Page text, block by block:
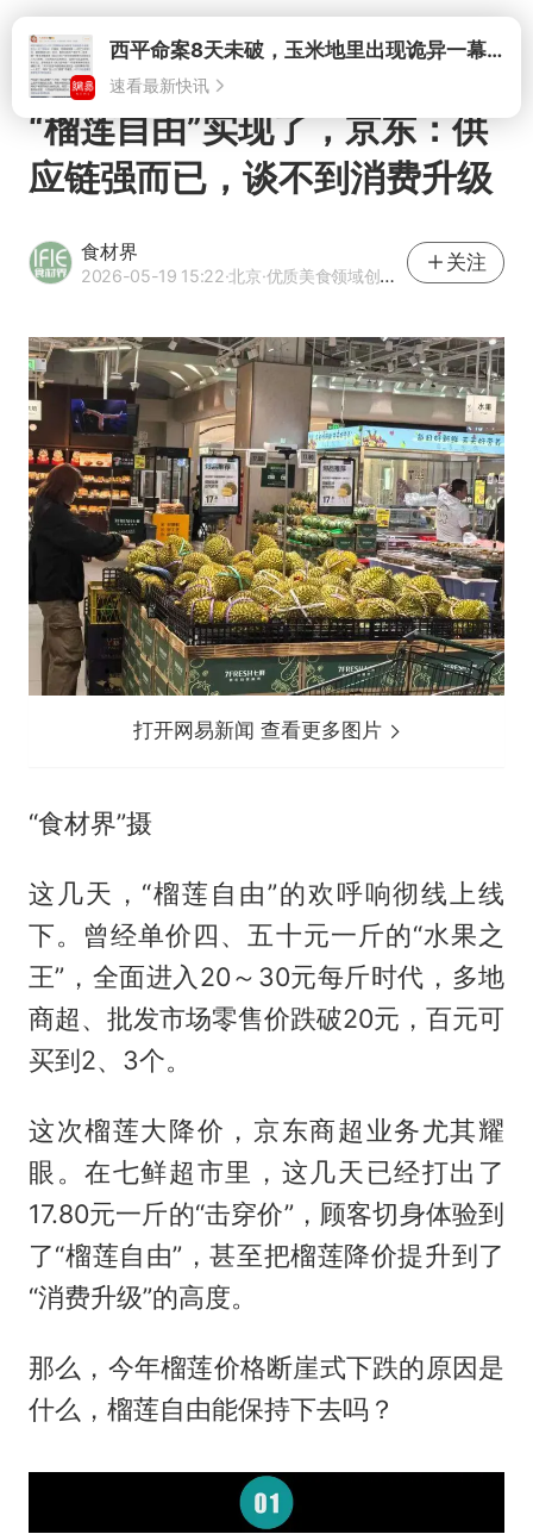
打开
“榴莲自由”实现了，京东：供
应链强而已，谈不到消费升级
食材界
2026-05-19 15:22·北京·优质美食领域创作者
关注
打开网易新闻 查看更多图片
“食材界”摄
这几天，“榴莲自由”的欢呼响彻线上线
下。曾经单价四、五十元一斤的“水果之
王”，全面进入20～30元每斤时代，多地
商超、批发市场零售价跌破20元，百元可
买到2、3个。
这次榴莲大降价，京东商超业务尤其耀
眼。在七鲜超市里，这几天已经打出了
17.80元一斤的“击穿价”，顾客切身体验到
了“榴莲自由”，甚至把榴莲降价提升到了
“消费升级”的高度。
那么，今年榴莲价格断崖式下跌的原因是
什么，榴莲自由能保持下去吗？